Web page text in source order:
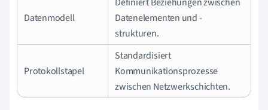
Datenmodell
Datenelementen und -
strukturen.
Protokollstapel
Standardisiert
Kommunikationsprozesse
zwischen Netzwerkschichten.